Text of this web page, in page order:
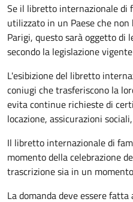
Se il libretto internazionale di
utilizzato in un Paese che
Parigi, questo sarà oggetto di
secondo la legislazione
L'esibizione del libretto
coniugi che trasferiscono la
evita continue richieste di
locazione, assicurazioni
Il libretto internazionale di
momento della celebrazione
trascrizione sia in un
La domanda deve essere